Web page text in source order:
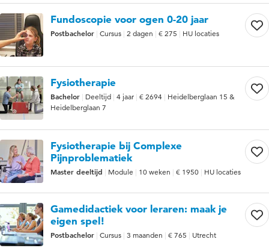
Fundoscopie voor ogen 0-20 jaar
Postbachelor Cursus 2 dagen € 275 HU locaties
Fysiotherapie
Bachelor Deeltijd 4 jaar € 2694
Heidelberglaan 15 &
Heidelberglaan 7
Fysiotherapie bij Complexe
Pijnproblematiek
Master deeltijd Module 10 weken € 1950 HU locaties
Gamedidactiek voor leraren: maak je
eigen spel!
Postbachelor Cursus 3 maanden € 765 Utrecht